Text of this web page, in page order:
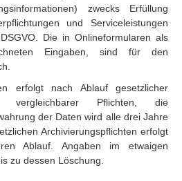
zwecks Erfüllung
und Serviceleistungen
Die in Onlineformularen als
Eingaben, sind für den
erfolgt nach Ablauf gesetzlicher
vergleichbarer Pflichten, die
der Daten wird alle drei Jahre
Archivierungspflichten erfolgt
Ablauf. Angaben im etwaigen
zu dessen Löschung.